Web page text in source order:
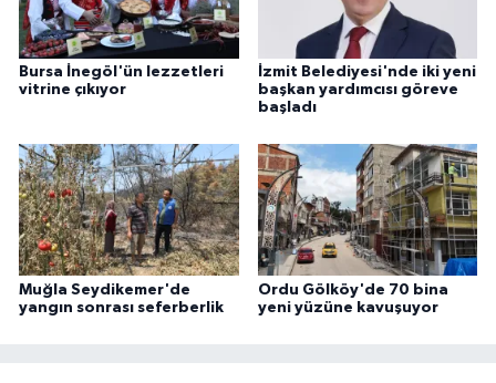
Bursa İnegöl'ün lezzetleri
vitrine çıkıyor
İzmit Belediyesi'nde iki yeni
başkan yardımcısı göreve
başladı
Muğla Seydikemer'de
yangın sonrası seferberlik
Ordu Gölköy'de 70 bina
yeni yüzüne kavuşuyor